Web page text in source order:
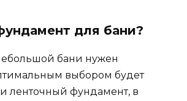
для бани?
бани нужен
выбором будет
ленточный фундамент, в